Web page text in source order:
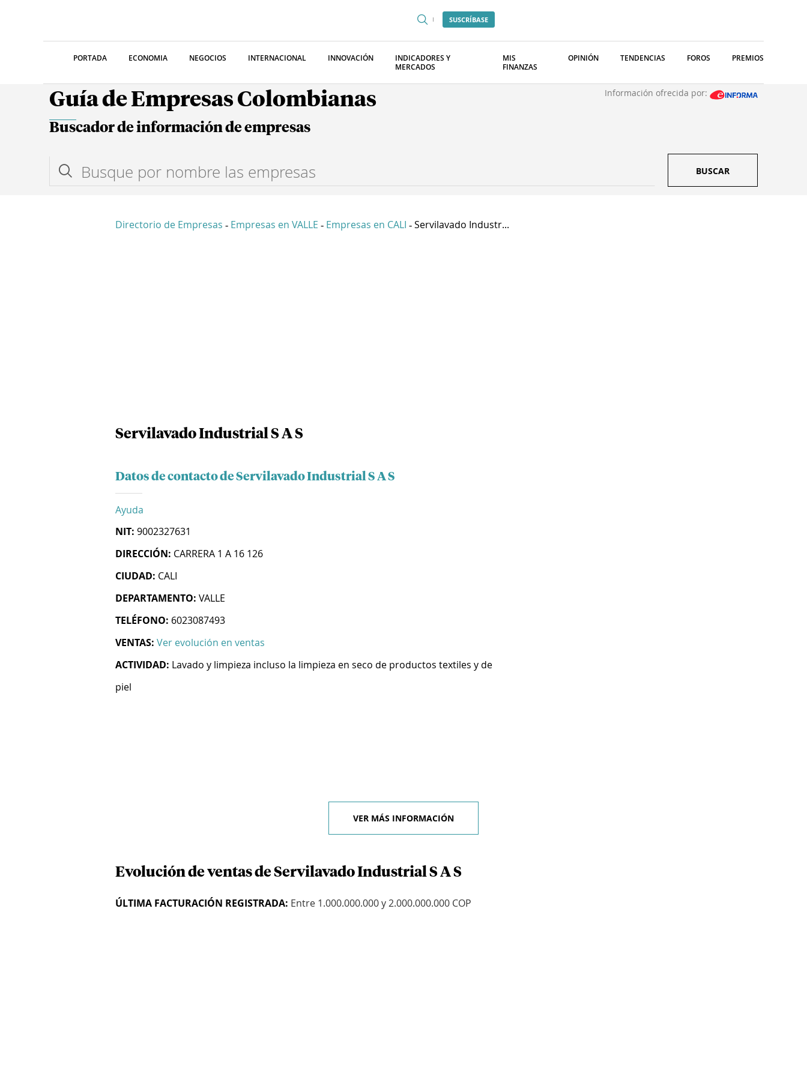
SUSCRÍBASE
PORTADA ECONOMIA NEGOCIOS INTERNACIONAL INNOVACIÓN
INDICADORES Y
MERCADOS
MIS
FINANZAS
OPINIÓN TENDENCIAS FOROS PREMIOS
Guía de Empresas Colombianas Información ofrecida por:
Buscador de información de empresas
BUSCAR
Directorio de Empresas - Empresas en VALLE - Empresas en CALI - Servilavado Industr...
Servilavado Industrial S A S
Datos de contacto de Servilavado Industrial S A S
Ayuda
NIT: 9002327631
DIRECCIÓN: CARRERA 1 A 16 126
CIUDAD: CALI
DEPARTAMENTO: VALLE
TELÉFONO: 6023087493
VENTAS: Ver evolución en ventas
ACTIVIDAD: Lavado y limpieza incluso la limpieza en seco de productos textiles y de
piel
VER MÁS INFORMACIÓN
Evolución de ventas de Servilavado Industrial S A S
ÚLTIMA FACTURACIÓN REGISTRADA: Entre 1.000.000.000 y 2.000.000.000 COP